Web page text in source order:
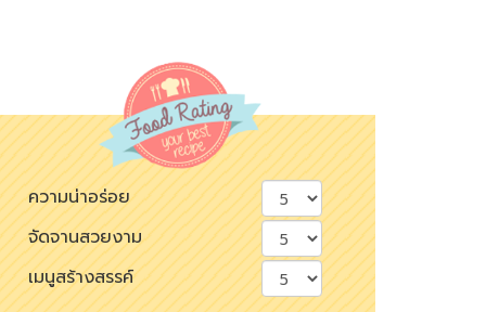
ความน่าอร่อย
จัดจานสวยงาม
เมนูสร้างสรรค์